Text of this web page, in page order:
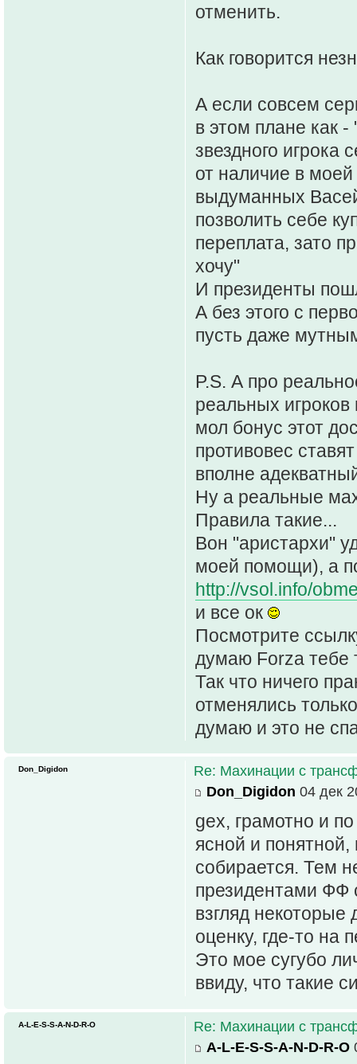
отменить.
Как говорится
А если совсем
в этом плане как -
звездного игрока
от наличие в моей
выдуманных
позволить себе
переплата, зато
хочу"
И президенты
А без этого с
пусть даже
P.S. А про
реальных
мол бонус этот
противовес
вполне
Ну а реальные
Правила такие...
Вон "аристархи"
моей помощи), а
http://vsol.info/
и все ок
Посмотрите
думаю Forza тебе
Так что ничего
отменялись
думаю и это не
Re: Махинации с
Don_Digidon 04 дек
gex, грамотно и
ясной и понятной,
собирается. Тем
президентами ФФ
взгляд
оценку, где-то на
Это мое сугубо
ввиду, что такие
Don_Digidon
Re: Махинации с
A-L-E-S-S-A-N-D-R-O
A-L-E-S-S-A-N-D-R-O